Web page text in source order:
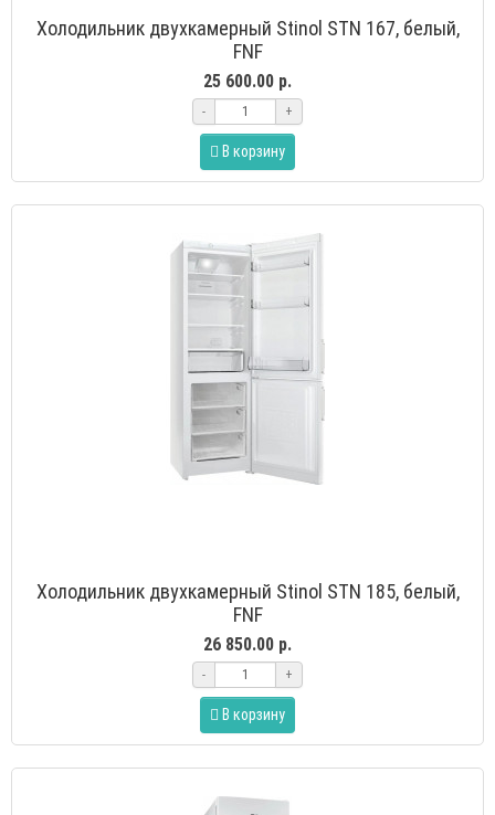
Холодильник двухкамерный Stinol STN 167, белый,
FNF
25 600.00 р.
- +
В корзину
Холодильник двухкамерный Stinol STN 185, белый,
FNF
26 850.00 р.
- +
В корзину